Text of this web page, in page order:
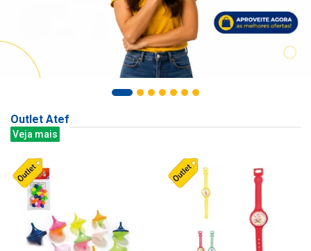
Outlet Atef
Veja mais